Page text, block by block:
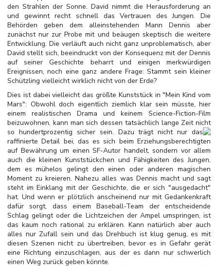
den Strahlen der Sonne. David nimmt die Herausforderung an
und gewinnt recht schnell das Vertrauen des Jungen. Die
Behörden geben dem alleinstehenden Mann Dennis aber
zunächst nur zur Probe mit und beäugen skeptisch die weitere
Entwicklung. Die verläuft auch nicht ganz unproblematisch, aber
David stellt sich, beeindruckt von der Konsequenz mit der Dennis
auf seiner Geschichte beharrt und einigen merkwürdigen
Ereignissen, noch eine ganz andere Frage: Stammt sein kleiner
Schützling vielleicht wirklich nicht von der Erde?
Dies ist dabei vielleicht das größte Kunststück in "Mein Kind vom
Mars": Obwohl doch eigentlich ziemlich klar sein müsste, hier
einem realistischen Drama und keinem Science-Fiction-Film
beizuwohnen, kann man sich dessen tatsächlich lange Zeit nicht
so hundertprozentig sicher sein. Dazu trägt nicht nur das
raffinierte Detail bei, das es sich beim Erziehungsberechtigten
auf Bewährung um einen SF-Autor handelt, sondern vor allem
auch die kleinen Kunststückchen und Fähigkeiten des Jungen,
dem es mühelos gelingt den einen oder anderen magischen
Moment zu kreieren. Nahezu alles was Dennis macht und sagt
steht im Einklang mit der Geschichte, die er sich "ausgedacht"
hat. Und wenn er plötzlich anscheinend nur mit Gedankenkraft
dafür sorgt, dass einem Baseball-Team der entscheidende
Schlag gelingt oder die Lichtzeichen der Ampel umspringen, ist
das kaum noch rational zu erklären. Kann natürlich aber auch
alles nur Zufall sein und das Drehbuch ist klug genug, es mit
diesen Szenen nicht zu übertreiben, bevor es in Gefahr gerät
eine Richtung einzuschlagen, aus der es dann nur schwerlich
einen Weg zurück geben könnte.